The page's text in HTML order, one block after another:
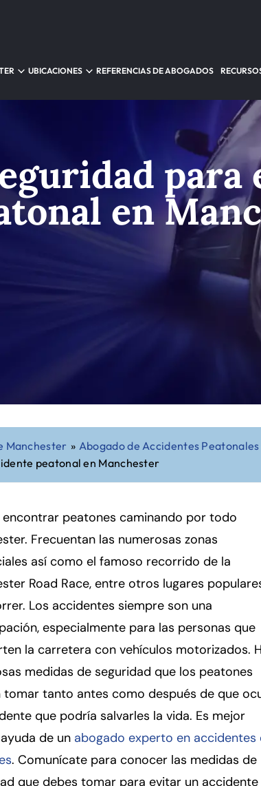
UBICACIONES REFERENCIAS DE ABOGADOS
en
Manchester » Abogado de Accidentes
peatonal en Manchester
encontrar peatones caminando por todo
Frecuentan las numerosas zonas
así como el famoso recorrido de la
Road Race, entre otros lugares
Los accidentes siempre son una
especialmente para las personas que
la carretera con vehículos motorizados.
medidas de seguridad que los peatones
tomar tanto antes como después de que
que podría salvarles la vida. Es mejor
de un abogado experto en accidentes
. Comunícate para conocer las medidas de
que debes tomar para evitar un